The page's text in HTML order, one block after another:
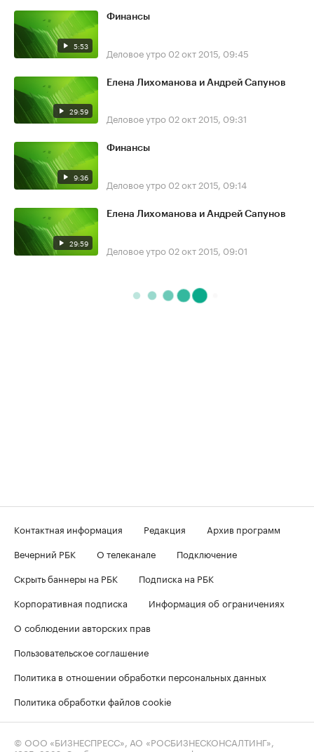
5:53
Финансы
Деловое утро 02 окт 2015, 09:45
29:59
Елена Лихоманова и Андрей Сапунов
Деловое утро 02 окт 2015, 09:31
9:36
Финансы
Деловое утро 02 окт 2015, 09:14
29:59
Елена Лихоманова и Андрей Сапунов
Деловое утро 02 окт 2015, 09:01
Контактная информация Редакция
Архив программ
Вечерний РБК
О телеканале
Подключение
Скрыть баннеры на РБК
Подписка на РБК
Корпоративная подписка
Информация об ограничениях
О соблюдении авторских прав
Пользовательское соглашение
Политика в отношении обработки персональных данных
Политика обработки файлов cookie
© ООО «БИЗНЕСПРЕСС», АО «РОСБИЗНЕСКОНСАЛТИНГ»,